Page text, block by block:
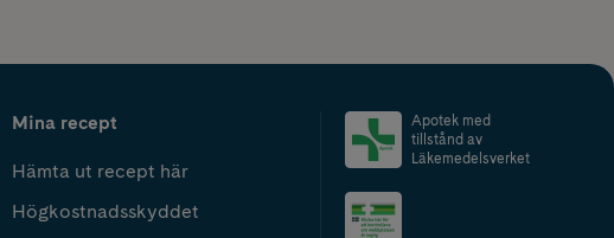
Mina recept
Hämta ut recept här
Högkostnadsskyddet
Apotek med
tillstånd av
Läkemedelsverket